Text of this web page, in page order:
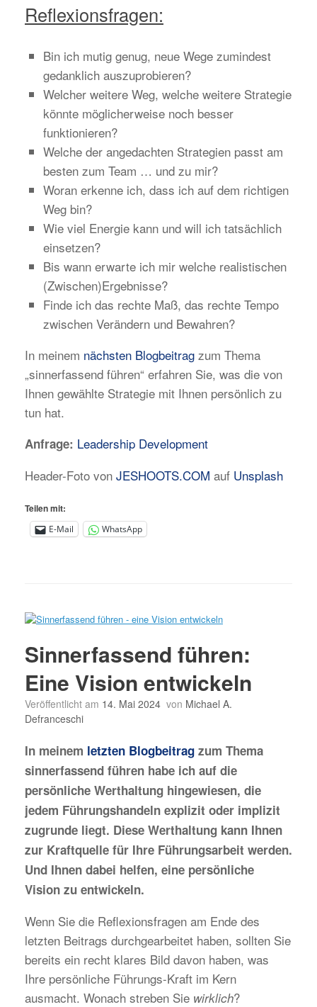
Reflexionsfragen:
Bin ich mutig genug, neue Wege zumindest
gedanklich auszuprobieren?
Welcher weitere Weg, welche weitere Strategie
könnte möglicherweise noch besser
funktionieren?
Welche der angedachten Strategien passt am
besten zum Team … und zu mir?
Woran erkenne ich, dass ich auf dem richtigen
Weg bin?
Wie viel Energie kann und will ich tatsächlich
einsetzen?
Bis wann erwarte ich mir welche realistischen
(Zwischen)Ergebnisse?
Finde ich das rechte Maß, das rechte Tempo
zwischen Verändern und Bewahren?
In meinem nächsten Blogbeitrag zum Thema
„sinnerfassend führen“ erfahren Sie, was die von
Ihnen gewählte Strategie mit Ihnen persönlich zu
tun hat.
Anfrage: Leadership Development
Header-Foto von JESHOOTS.COM auf Unsplash
Teilen mit:
E-Mail WhatsApp
Sinnerfassend führen:
Eine Vision entwickeln
Veröffentlicht am 14. Mai 2024 von Michael A.
Defranceschi
In meinem letzten Blogbeitrag zum Thema
sinnerfassend führen habe ich auf die
persönliche Werthaltung hingewiesen, die
jedem Führungshandeln explizit oder implizit
zugrunde liegt. Diese Werthaltung kann Ihnen
zur Kraftquelle für Ihre Führungsarbeit werden.
Und Ihnen dabei helfen, eine persönliche
Vision zu entwickeln.
Wenn Sie die Reflexionsfragen am Ende des
letzten Beitrags durchgearbeitet haben, sollten Sie
bereits ein recht klares Bild davon haben, was
Ihre persönliche Führungs-Kraft im Kern
ausmacht. Wonach streben Sie wirklich?